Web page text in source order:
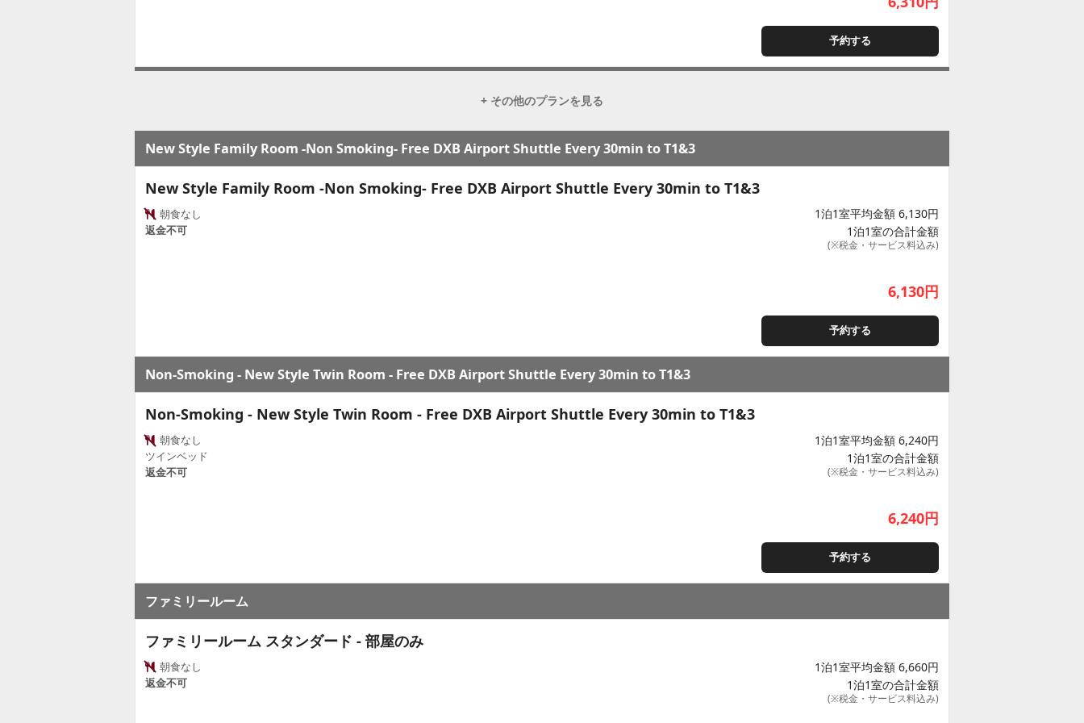
予約する
+ その他のプランを見る
New Style Family Room -Non Smoking- Free DXB Airport Shuttle Every 30min to T1&3
New Style Family Room -Non Smoking- Free DXB Airport Shuttle Every 30min to T1&3
朝食なし
返金不可
1泊1室平均金額 6,130円
1泊1室の合計金額
(※税金・サービス料込み)
6,130円
予約する
Non-Smoking - New Style Twin Room - Free DXB Airport Shuttle Every 30min to T1&3
Non-Smoking - New Style Twin Room - Free DXB Airport Shuttle Every 30min to T1&3
朝食なし
ツインベッド
返金不可
1泊1室平均金額 6,240円
1泊1室の合計金額
(※税金・サービス料込み)
6,240円
予約する
ファミリールーム
ファミリールーム スタンダード - 部屋のみ
朝食なし
返金不可
1泊1室平均金額 6,660円
1泊1室の合計金額
(※税金・サービス料込み)